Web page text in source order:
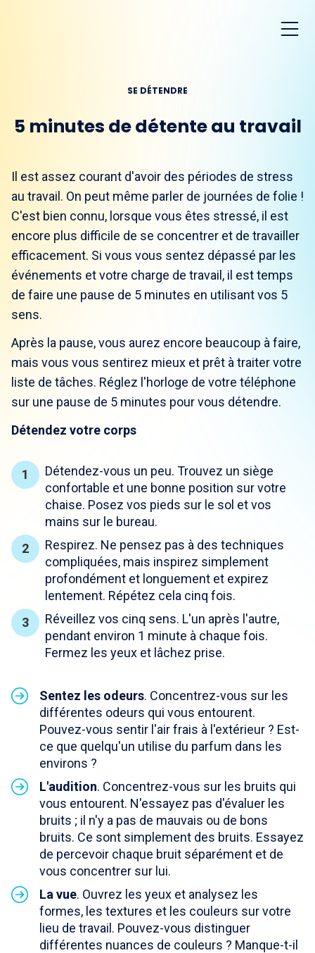
SE DÉTENDRE
5 minutes de détente au travail
Il est assez courant d'avoir des périodes de stress
au travail. On peut même parler de journées de folie !
C'est bien connu, lorsque vous êtes stressé, il est
encore plus difficile de se concentrer et de travailler
efficacement. Si vous vous sentez dépassé par les
événements et votre charge de travail, il est temps
de faire une pause de 5 minutes en utilisant vos 5
sens.
Après la pause, vous aurez encore beaucoup à faire,
mais vous vous sentirez mieux et prêt à traiter votre
liste de tâches. Réglez l'horloge de votre téléphone
sur une pause de 5 minutes pour vous détendre.
Détendez votre corps
Détendez-vous un peu. Trouvez un siège
confortable et une bonne position sur votre
chaise. Posez vos pieds sur le sol et vos
mains sur le bureau.
Respirez. Ne pensez pas à des techniques
compliquées, mais inspirez simplement
profondément et longuement et expirez
lentement. Répétez cela cinq fois.
Réveillez vos cinq sens. L'un après l'autre,
pendant environ 1 minute à chaque fois.
Fermez les yeux et lâchez prise.
Sentez les odeurs. Concentrez-vous sur les
différentes odeurs qui vous entourent.
Pouvez-vous sentir l'air frais à l'extérieur ? Est-
ce que quelqu'un utilise du parfum dans les
environs ?
L'audition. Concentrez-vous sur les bruits qui
vous entourent. N'essayez pas d'évaluer les
bruits ; il n'y a pas de mauvais ou de bons
bruits. Ce sont simplement des bruits. Essayez
de percevoir chaque bruit séparément et de
vous concentrer sur lui.
La vue. Ouvrez les yeux et analysez les
formes, les textures et les couleurs sur votre
lieu de travail. Pouvez-vous distinguer
différentes nuances de couleurs ? Manque-t-il